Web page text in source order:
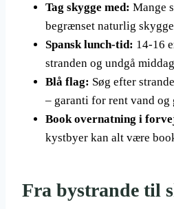
Tag skygge med: Mange
begrænset naturlig skygge
Spansk lunch-tid: 14-16
stranden og undgå
Blå flag: Søg efter
– garanti for rent vand og
Book overnatning i
kystbyer kan alt være
Fra bystrande til